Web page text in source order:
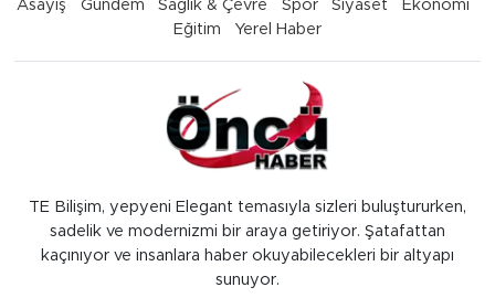
Asayiş Gündem Sağlık & Çevre Spor Siyaset
Ekonomi
Eğitim
Yerel Haber
TE Bilişim, yepyeni Elegant temasıyla sizleri buluştururken,
sadelik ve modernizmi bir araya getiriyor. Şatafattan
kaçınıyor ve insanlara haber okuyabilecekleri bir altyapı
sunuyor.